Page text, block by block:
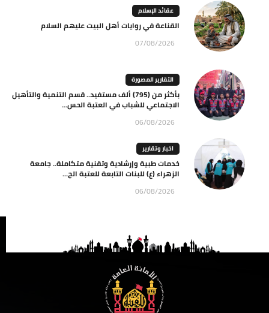
عقائد الإسلام
القناعة في روايات أهل البيت عليهم السلام
07/08/2026
التقارير المصورة
بأكثر من (795) ألف مستفيد.. قسم التنمية والتأهيل
الاجتماعي للشباب في العتبة الحس...
06/08/2026
اخبار وتقارير
خدمات طبية وإرشادية وتقنية متكاملة.. جامعة
الزهراء (ع) للبنات التابعة للعتبة الح...
06/08/2026